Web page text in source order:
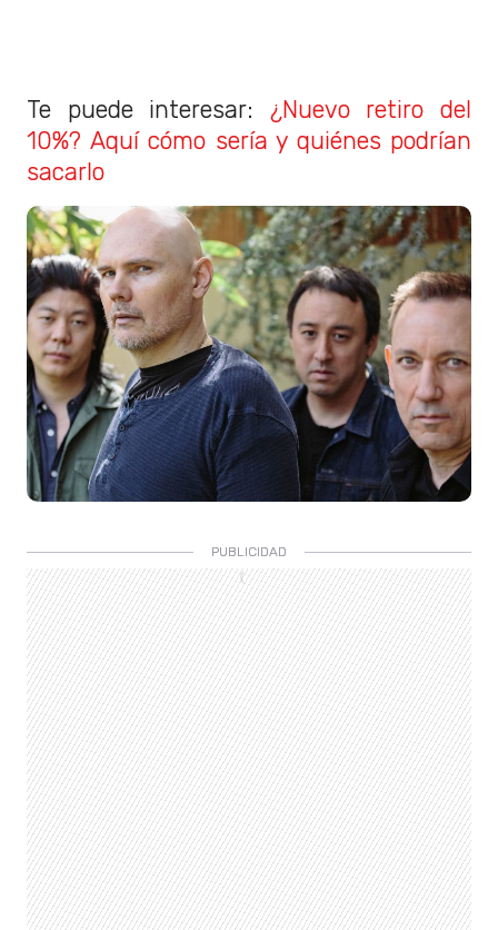
Te puede interesar: ¿Nuevo retiro del
10%? Aquí cómo sería y quiénes podrían
sacarlo